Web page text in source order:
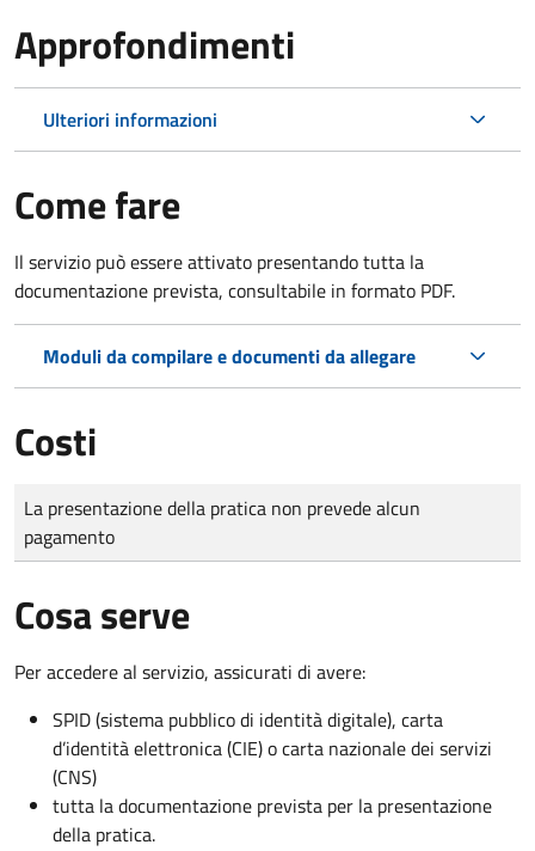
Approfondimenti
Ulteriori informazioni
Come fare
Il servizio può essere attivato presentando tutta la
documentazione prevista, consultabile in formato PDF.
Moduli da compilare e documenti da allegare
Costi
Tipo di pagamento
Importo
La presentazione della pratica non prevede alcun
pagamento
Cosa serve
Per accedere al servizio, assicurati di avere:
SPID (sistema pubblico di identità digitale), carta
d’identità elettronica (CIE) o carta nazionale dei servizi
(CNS)
tutta la documentazione prevista per la presentazione
della pratica.